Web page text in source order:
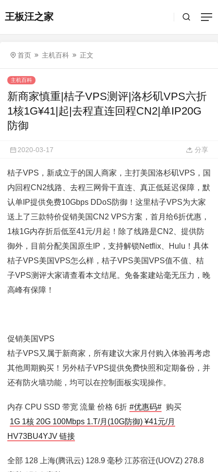
王板汪之家
首页 主机百科 正文
主机百科
新商家慎重|桔子VPS测评|洛杉矶VPS六折
1核1G¥41|起|去程直连回程CN2|单IP20G
防御
2020-03-17 分享
桔子VPS，新成立于的国人商家，主打美国洛杉矶VPS，国
内回程CN2线路、去程三网骨干直连、真正低延迟保障，默
认单IP提供免费10Gbps DDoS防御！这里桔子VPS为大家
送上了三款特价促销美国CN2 VPS方案，首月给6折优惠，
1核1G内存折后低至41元/月起！除了线路是CN2、提供防
御外，目前分配美国原生IP，支持解锁Netflix、Hulu！具体
桔子VPS美国VPS怎么样，桔子VPS美国VPS值不值、桔
子VPS测评大家请查看本文结尾。免备案建站毫无压力，晚
高峰有保障！
促销美国VPS
桔子VPS又属于新商家，所有建议大家月付购入体验再考虑
其他周期购买！另外桔子VPS提供免费快照和定期备份，并
还有防火墙功能，均可以在控制面板实现操作。
内存 CPU SSD 带宽 流量 价格 6折 #优惠码# 购买
1G 1核 20G 100Mbps 1.T/月(10G防御) ¥41元/月
HV73BU4YJV 链接
全部 128 上海(腾讯云) 128.9 毫秒 江苏宿迁(UOVZ) 278.8